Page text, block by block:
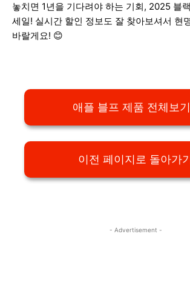
놓치면 1년을 기다려야 하는 기회, 2025 블
세일! 실시간 할인 정보도 잘 찾아보셔서 현
바랄게요! 😊
애플 블프 제품 전체보기
이전 페이지로 돌아가
- Advertisement -